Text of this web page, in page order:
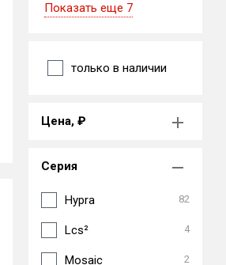
Показать еще 7
только в наличии
Цена, ₽
Серия
Hypra 82
Lcs² 4
Mosaic 2